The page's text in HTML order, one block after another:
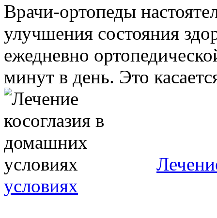
Врачи-ортопеды
улучшения состояния
ежедневно
минут в день. Это
условиях